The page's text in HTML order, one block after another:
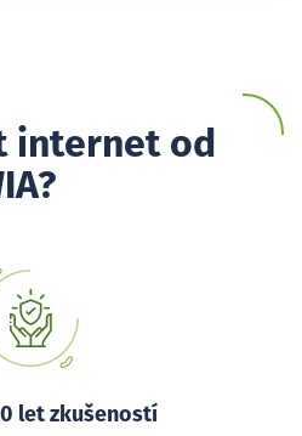
internet od
let zkušeností